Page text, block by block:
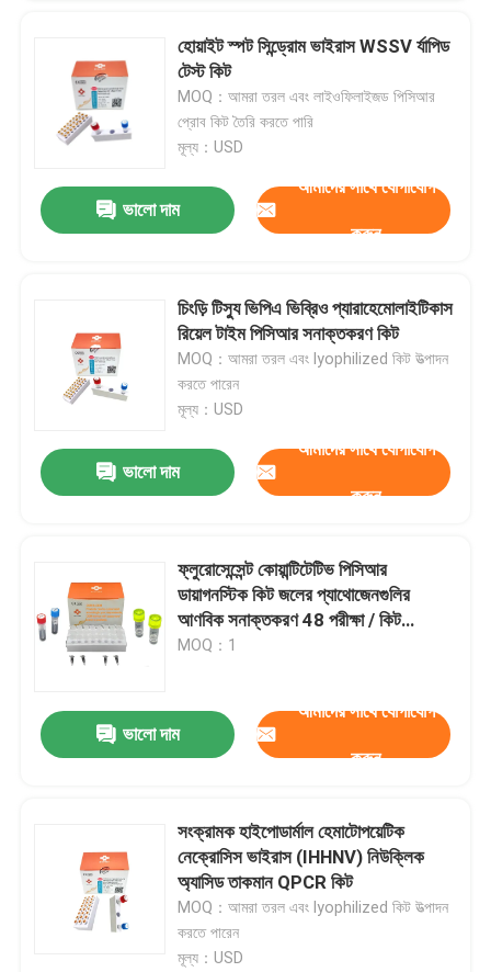
হোয়াইট স্পট সিন্ড্রোম ভাইরাস WSSV র্যাপিড
টেস্ট কিট
MOQ：আমরা তরল এবং লাইওফিলাইজড পিসিআর
প্রোব কিট তৈরি করতে পারি
মূল্য：USD
ভালো দাম
আমাদের সাথে যোগাযোগ
করুন
চিংড়ি টিস্যু ভিপিএ ভিব্রিও প্যারাহেমোলাইটিকাস
রিয়েল টাইম পিসিআর সনাক্তকরণ কিট
MOQ：আমরা তরল এবং lyophilized কিট উত্পাদন
করতে পারেন
মূল্য：USD
ভালো দাম
আমাদের সাথে যোগাযোগ
করুন
ফ্লুরোসেন্সেন্ট কোয়ান্টিটেটিভ পিসিআর
ডায়াগনস্টিক কিট জলের প্যাথোজেনগুলির
আণবিক সনাক্তকরণ 48 পরীক্ষা / কিট
ডায়াগনস্টিক
MOQ：1
ভালো দাম
আমাদের সাথে যোগাযোগ
করুন
সংক্রামক হাইপোডার্মাল হেমাটোপয়েটিক
নেক্রোসিস ভাইরাস (IHHNV) নিউক্লিক
অ্যাসিড তাকমান QPCR কিট
MOQ：আমরা তরল এবং lyophilized কিট উত্পাদন
করতে পারেন
মূল্য：USD